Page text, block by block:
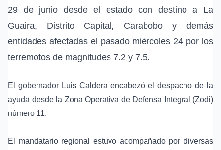
29 de junio desde el estado con destino a La
Guaira, Distrito Capital, Carabobo y demás
entidades afectadas el pasado miércoles 24 por los
terremotos de magnitudes 7.2 y 7.5.
El gobernador Luis Caldera encabezó el despacho de la
ayuda desde la Zona Operativa de Defensa Integral (Zodi)
número 11.
El mandatario regional estuvo acompañado por diversas